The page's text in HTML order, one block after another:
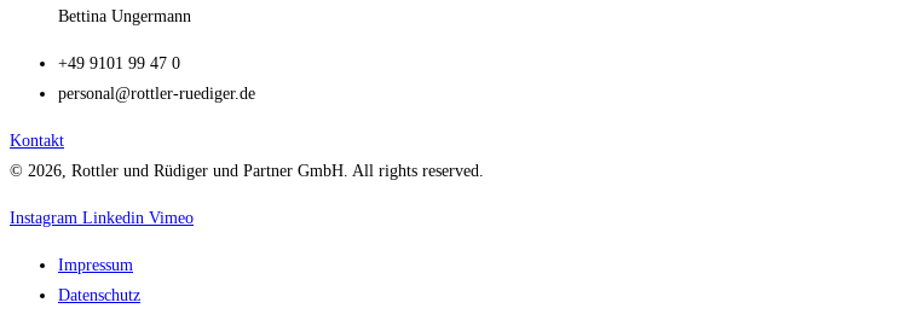
Bettina Ungermann
+49 9101 99 47 0
personal@rottler-ruediger.de
Kontakt
© 2026, Rottler und Rüdiger und Partner GmbH. All rights reserved.
Instagram Linkedin Vimeo
Impressum
Datenschutz